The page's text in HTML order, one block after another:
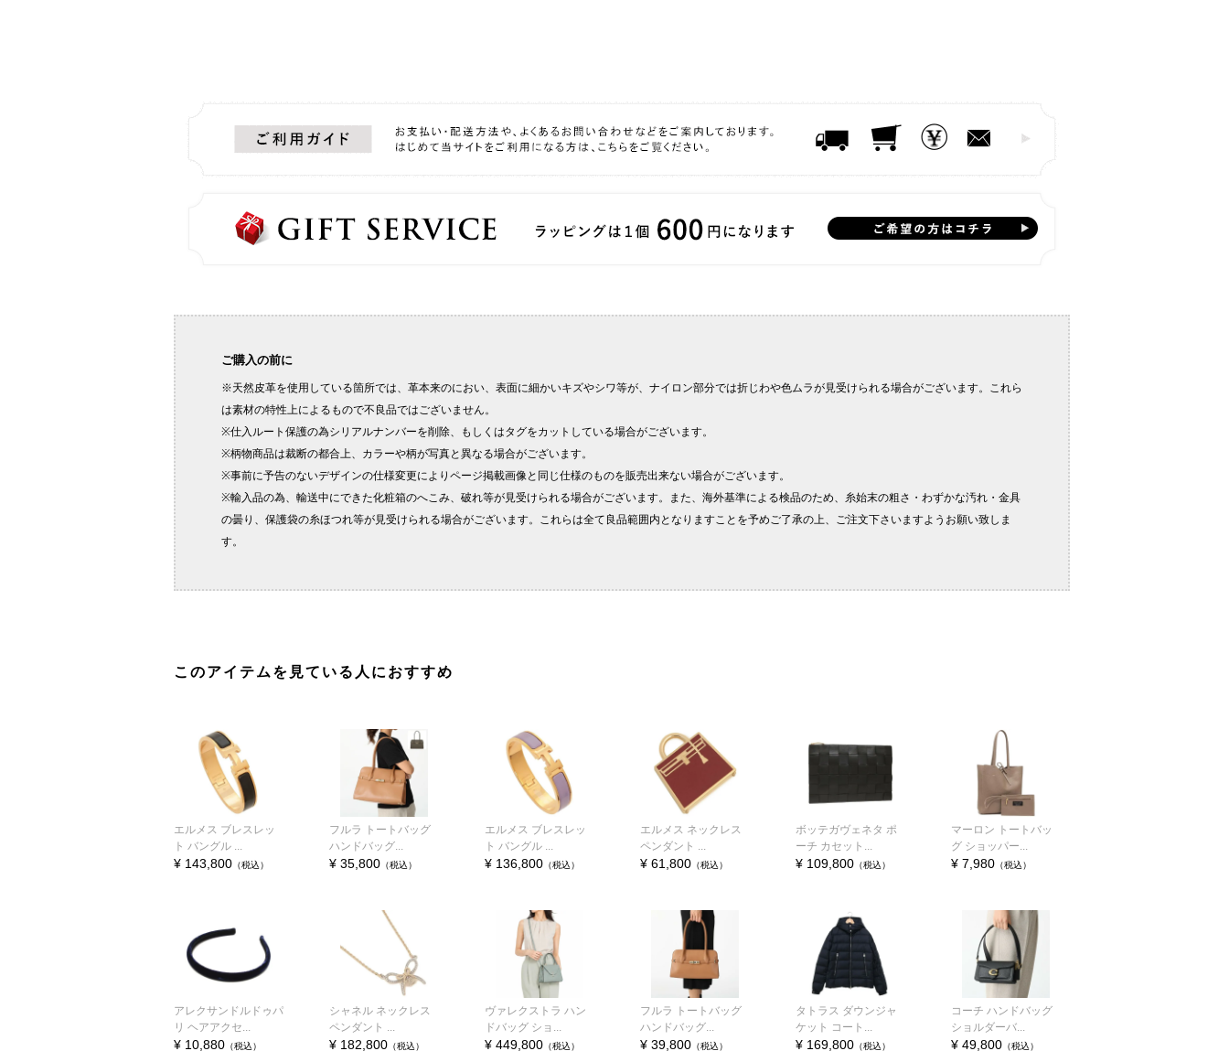
このアイテムを見ている人におすすめ
エルメス ブレスレッ
ト バングル ...
¥ 143,800 （税込）
フルラ トートバッグ
ハンドバッグ...
¥ 35,800 （税込）
エルメス ブレスレッ
ト バングル ...
¥ 136,800 （税込）
エルメス ネックレス
ペンダント ...
¥ 61,800 （税込）
ボッテガヴェネタ ポ
ーチ カセット...
¥ 109,800 （税込）
マーロン トートバッ
グ ショッパー...
¥ 7,980 （税込）
アレクサンドルドゥパ
リ ヘアアクセ...
¥ 10,880 （税込）
シャネル ネックレス
ペンダント ...
¥ 182,800 （税込）
ヴァレクストラ ハン
ドバッグ ショ...
¥ 449,800 （税込）
フルラ トートバッグ
ハンドバッグ...
¥ 39,800 （税込）
タトラス ダウンジャ
ケット コート...
¥ 169,800 （税込）
コーチ ハンドバッグ
ショルダーバ...
¥ 49,800 （税込）